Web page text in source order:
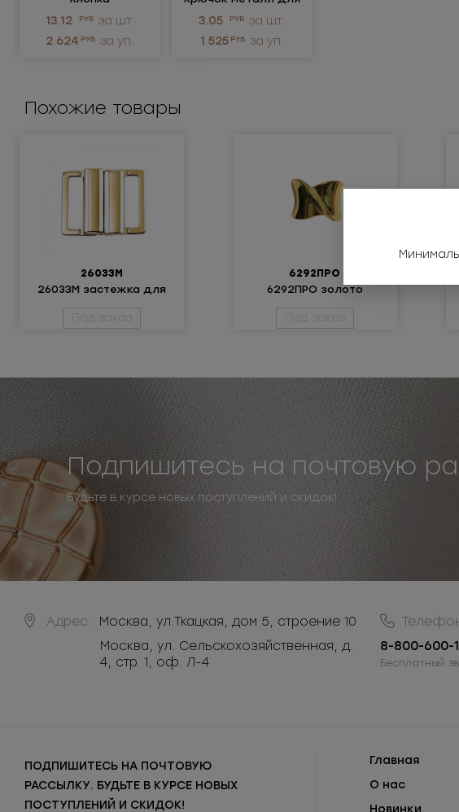
установочная
13.12 РУБ за шт.
2 624 РУБ за уп.
нижнего белья
3.05 РУБ за шт.
1 525 РУБ за уп.
Похожие товары
2603ЗМ
2603ЗМ застежка для
купальника
Под заказ
6292ПРО
6292ПРО золото
Под заказ
Подпишитесь на почтовую
Будьте в курсе новых поступлений и скидок!
Адрес: Москва, ул.Ткацкая, дом 5, строение 10
Москва, ул. Сельскохозяйственная, д.
4, стр. 1, оф. Л-4
8-800-600-
Бесплатный
ПОДПИШИТЕСЬ НА ПОЧТОВУЮ
РАССЫЛКУ. БУДЬТЕ В КУРСЕ НОВЫХ
ПОСТУПЛЕНИЙ И СКИДОК!
Главная
О нас